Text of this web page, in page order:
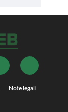
Note legali